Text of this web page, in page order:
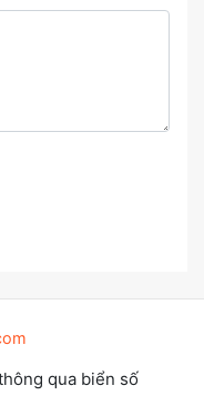
qua biển số